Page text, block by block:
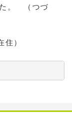
た。 （つづ
）